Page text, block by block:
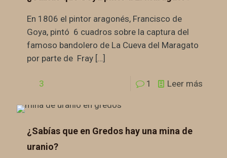
En 1806 el pintor aragonés, Francisco de
Goya, pintó 6 cuadros sobre la captura del
famoso bandolero de La Cueva del Maragato
por parte de Fray […]
3 1 Leer más
¿Sabías que en Gredos hay una mina de
uranio?